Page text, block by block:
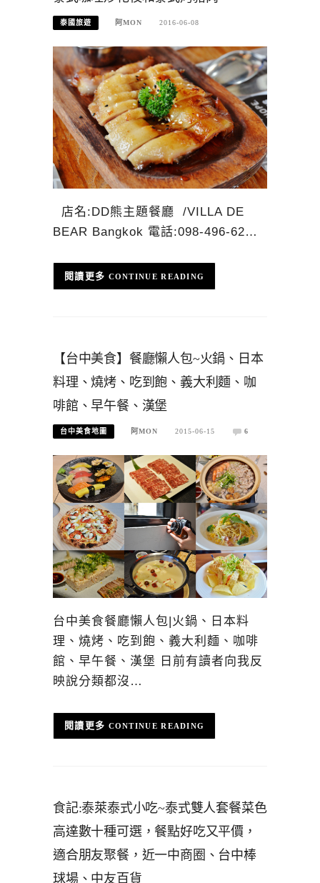
泰國旅遊 阿MON 2016-06-08
店名:DD熊主題餐廳 /VILLA DE
BEAR Bangkok 電話:098-496-62…
CONTINUE READING
【台中美食】餐廳懶人包~火鍋、日本
料理、燒烤、吃到飽、義大利麵、咖
啡館、早午餐、漢堡
台中美食地圖 阿MON 2015-06-15 6
台中美食餐廳懶人包|火鍋、日本料
理、燒烤、吃到飽、義大利麵、咖啡
館、早午餐、漢堡 日前有讀者向我反
映說分類都沒…
CONTINUE READING
食記:泰萊泰式小吃~泰式雙人套餐菜色
高達數十種可選，餐點好吃又平價，
適合朋友聚餐，近一中商圈、台中棒
球場、中友百貨